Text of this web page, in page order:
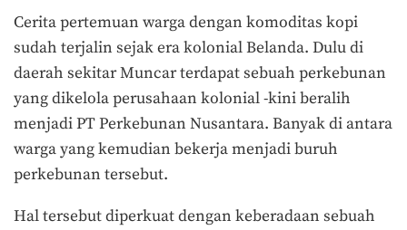
Cerita pertemuan warga dengan komoditas kopi
sudah terjalin sejak era kolonial Belanda. Dulu di
daerah sekitar Muncar terdapat sebuah perkebunan
yang dikelola perusahaan kolonial -kini beralih
menjadi PT Perkebunan Nusantara. Banyak di antara
warga yang kemudian bekerja menjadi buruh
perkebunan tersebut.
Hal tersebut diperkuat dengan keberadaan sebuah